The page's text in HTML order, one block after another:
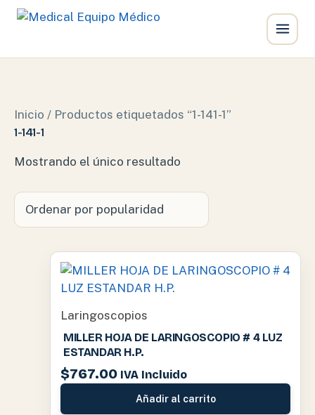
Inicio / Productos etiquetados “1-141-1”
1-141-1
Mostrando el único resultado
Laringoscopios
MILLER HOJA DE LARINGOSCOPIO # 4 LUZ
ESTANDAR H.P.
$767.00 IVA Incluido
Añadir al carrito